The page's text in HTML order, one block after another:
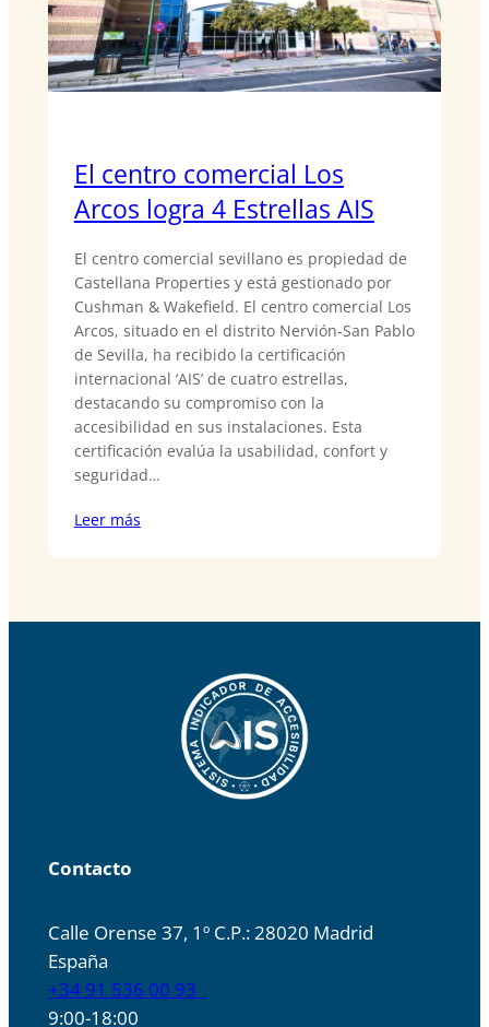
El centro comercial Los
Arcos logra 4 Estrellas AIS
El centro comercial sevillano es propiedad de
Castellana Properties y está gestionado por
Cushman & Wakefield. El centro comercial Los
Arcos, situado en el distrito Nervión-San Pablo
de Sevilla, ha recibido la certificación
internacional ‘AIS’ de cuatro estrellas,
destacando su compromiso con la
accesibilidad en sus instalaciones. Esta
certificación evalúa la usabilidad, confort y
seguridad…
Leer más
Contacto
Calle Orense 37, 1º C.P.: 28020 Madrid
España
+34 91 536 00 93
9:00-18:00